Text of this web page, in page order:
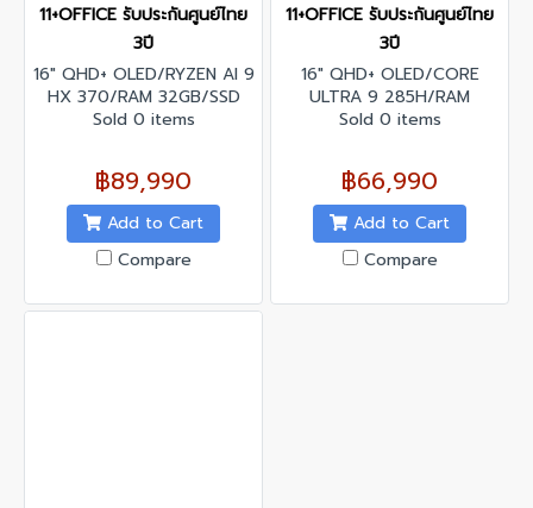
11+OFFICE รับประกันศูนย์ไทย
3ปี
16" QHD+ OLED/RYZEN AI 9
HX 370/RAM 32GB/SSD
1TB/RTX 5070/WINDOWS
Sold 0 items
฿89,990
Add to Cart
Compare
11+OFFICE รับประกันศูนย์ไทย
3ปี
16" QHD+ OLED/CORE
ULTRA 9 285H/RAM
32GB/SSD
11+OFFICE/ รับประกันศูนย์ไทย
3ปี
Sold 0 items
฿66,990
Add to Cart
Compare